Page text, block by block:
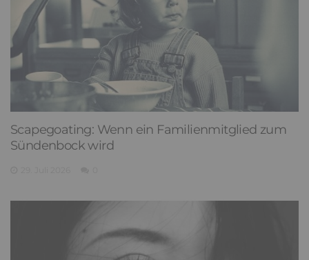
Scapegoating: Wenn ein Familienmitglied zum
Sündenbock wird